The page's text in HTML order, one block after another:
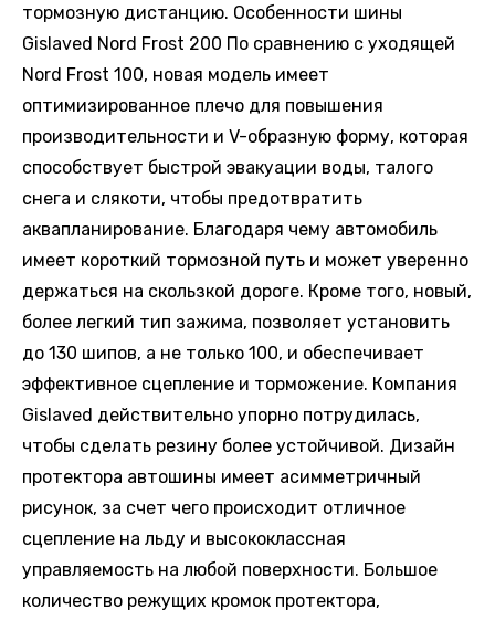
тормозную дистанцию. Особенности шины
Gislaved Nord Frost 200 По сравнению с уходящей
Nord Frost 100, новая модель имеет
оптимизированное плечо для повышения
производительности и V-образную форму, которая
способствует быстрой эвакуации воды, талого
снега и слякоти, чтобы предотвратить
аквапланирование. Благодаря чему автомобиль
имеет короткий тормозной путь и может уверенно
держаться на скользкой дороге. Кроме того, новый,
более легкий тип зажима, позволяет установить
до 130 шипов, а не только 100, и обеспечивает
эффективное сцепление и торможение. Компания
Gislaved действительно упорно потрудилась,
чтобы сделать резину более устойчивой. Дизайн
протектора автошины имеет асимметричный
рисунок, за счет чего происходит отличное
сцепление на льду и высококлассная
управляемость на любой поверхности. Большое
количество режущих кромок протектора,